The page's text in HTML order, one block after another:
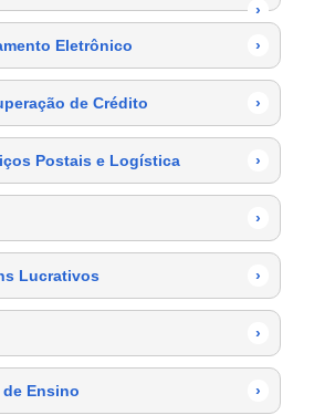
›
Eletrônico
›
de Crédito ›
Postais e Logística ›
›
Lucrativos ›
›
Ensino ›